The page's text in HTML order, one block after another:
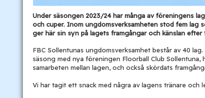
Under säsongen 2023/24 har många av föreningens
och cuper. Inom ungdomsverksamheten stod fem lag
ger här sin syn på lagets framgångar och känslan efter
FBC Sollentunas ungdomsverksamhet består av 40
säsong med nya föreningen Floorball Club Sollentuna,
samarbeten mellan lagen, och också skördats
Vi har tagit ett snack med några av lagens tränare och